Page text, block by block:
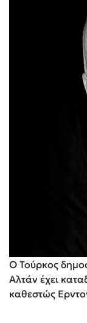
Ο Τούρκος
Αλτάν έχει
καθεστώς